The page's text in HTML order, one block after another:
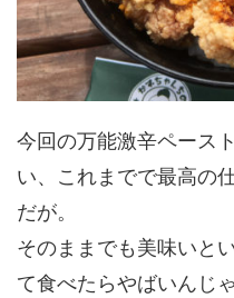
今回の万能激辛ペース
い、これまでで最高の
だが。
そのままでも美味いと
て食べたらやばいんじ